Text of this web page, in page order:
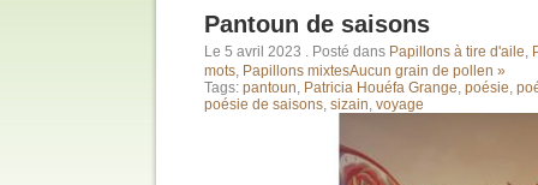
Pantoun de saisons
Le 5 avril 2023 . Posté dans Papillons à tire d'aile,
mots, Papillons mixtesAucun grain de pollen »
Tags: pantoun, Patricia Houéfa Grange, poésie,
poésie de saisons, sizain, voyage